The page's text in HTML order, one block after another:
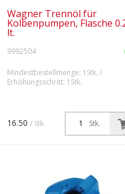
Wagner Trennöl für
Kolbenpumpen, Flasche
lt.
9992504
Mindestbestellmenge: 1Stk. /
Erhöhungsschritt: 1Stk.
Stk.
16.50 / Stk.